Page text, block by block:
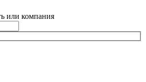
или компания